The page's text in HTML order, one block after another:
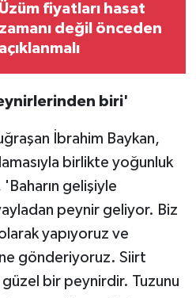
Üzüm fiyatları hasat
zamanı değil önceden
açıklanmalı
biri'
İbrahim Baykan,
birlikte yoğunluk
'Baharın gelişiyle
peynir geliyor. Biz
yapıyoruz ve
gönderiyoruz. Siirt
bir peynirdir. Tuzunu